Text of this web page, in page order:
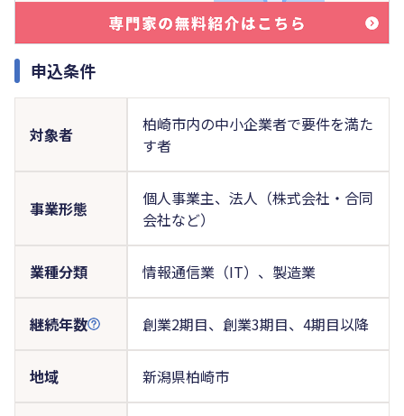
申込条件
対象者
柏崎市内の中小企業者で要件を満た
す者
事業形態
個人事業主、法人（株式会社・合同
会社など）
業種分類 情報通信業（IT）、製造業
継続年数 創業2期目、創業3期目、4期目以降
地域 新潟県柏崎市